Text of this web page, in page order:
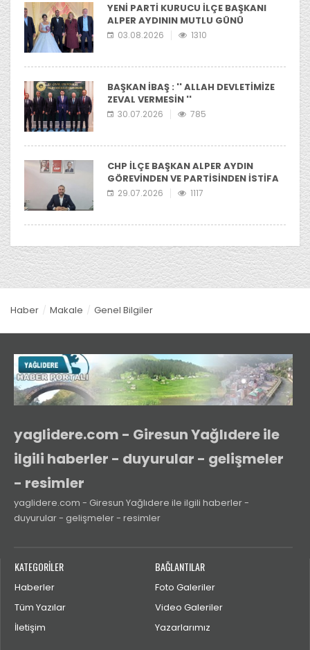
YENİ PARTİ KURUCU İLÇE BAŞKANI
ALPER AYDININ MUTLU GÜNÜ
03.08.2026 1310
BAŞKAN İBAŞ : '' ALLAH DEVLETİMİZE
ZEVAL VERMESİN ''
30.07.2026 785
CHP İLÇE BAŞKAN ALPER AYDIN
GÖREVİNDEN VE PARTİSİNDEN İSTİFA
ETTİ29.07.2026 1117
Haber Makale Genel Bilgiler
yaglidere.com - Giresun Yağlıdere ile
ilgili haberler - duyurular - gelişmeler
- resimler
yaglidere.com - Giresun Yağlıdere ile ilgili haberler -
duyurular - gelişmeler - resimler
KATEGORİLER
Haberler
Tüm Yazılar
İletişim
BAĞLANTILAR
Foto Galeriler
Video Galeriler
Yazarlarımız